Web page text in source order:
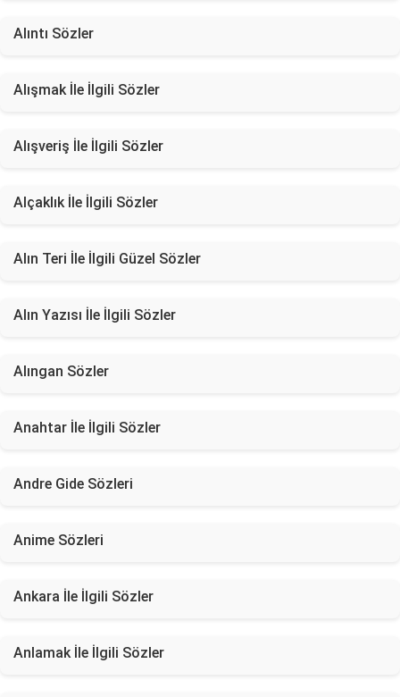
Alıntı Sözler
Alışmak İle İlgili Sözler
Alışveriş İle İlgili Sözler
Alçaklık İle İlgili Sözler
Alın Teri İle İlgili Güzel Sözler
Alın Yazısı İle İlgili Sözler
Alıngan Sözler
Anahtar İle İlgili Sözler
Andre Gide Sözleri
Anime Sözleri
Ankara İle İlgili Sözler
Anlamak İle İlgili Sözler